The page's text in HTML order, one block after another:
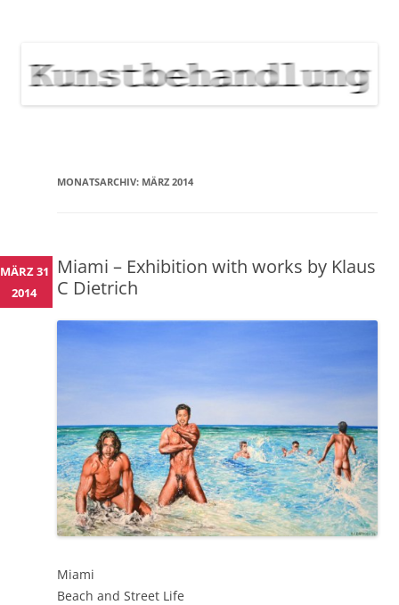
NEWS
MONATSARCHIV: MÄRZ 2014
Miami – Exhibition with works by Klaus
C Dietrich
Miami
Beach and Street Life
MÄRZ 31
2014